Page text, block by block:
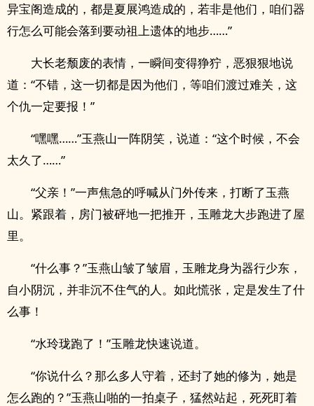
异宝阁造成的，都是夏展鸿造成的，若非是他们，咱们器
行怎么可能会落到要动祖上遗体的地步……”
大长老颓废的表情，一瞬间变得狰狞，恶狠狠地说
道：“不错，这一切都是因为他们，等咱们渡过难关，这
个仇一定要报！”
“嘿嘿……”玉燕山一阵阴笑，说道：“这个时候，不会
太久了……”
“父亲！”一声焦急的呼喊从门外传来，打断了玉燕
山。紧跟着，房门被砰地一把推开，玉雕龙大步跑进了屋
里。
“什么事？”玉燕山皱了皱眉，玉雕龙身为器行少东，
自小阴沉，并非沉不住气的人。如此慌张，定是发生了什
么事！
“水玲珑跑了！”玉雕龙快速说道。
“你说什么？那么多人守着，还封了她的修为，她是
怎么跑的？”玉燕山啪的一拍桌子，猛然站起，死死盯着